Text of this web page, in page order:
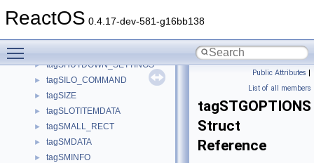
ReactOS 0.4.17-dev-581-g16bb138
► tagSHPOLICY_CONSTRAINT
► tagSHUTDOWN_SETTINGS
► tagSILO_COMMAND
► tagSIZE
► tagSLOTITEMDATA
► tagSMALL_RECT
► tagSMDATA
► tagSMINFO
Public Attributes |
List of all members
tagSTGOPTIONS
Struct
Reference